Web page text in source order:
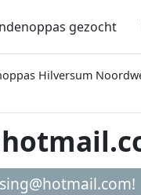
gezocht
Hilversum
!